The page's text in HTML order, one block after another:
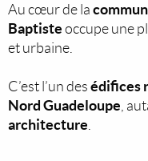
Au cœur de la
Baptiste occupe une
et urbaine.
C’est l’un des édifices
Nord Guadeloupe,
architecture.